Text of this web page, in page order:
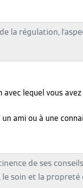
lequel vous
ami ou à une